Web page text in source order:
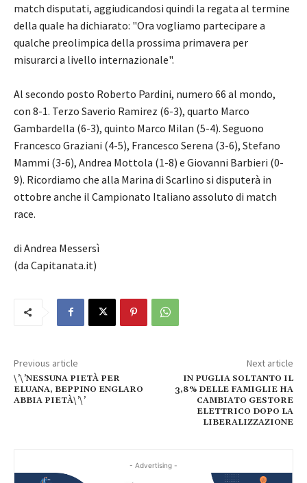
match disputati, aggiudicandosi quindi la regata al termine
della quale ha dichiarato: "Ora vogliamo partecipare a
qualche preolimpica della prossima primavera per
misurarci a livello internazionale".
Al secondo posto Roberto Pardini, numero 66 al mondo,
con 8-1. Terzo Saverio Ramirez (6-3), quarto Marco
Gambardella (6-3), quinto Marco Milan (5-4). Seguono
Francesco Graziani (4-5), Francesco Serena (3-6), Stefano
Mammi (3-6), Andrea Mottola (1-8) e Giovanni Barbieri (0-
9). Ricordiamo che alla Marina di Scarlino si disputerà in
ottobre anche il Campionato Italiano assoluto di match
race.
di Andrea Messersì
(da Capitanata.it)
Previous article
\’\’NESSUNA PIETÀ PER
ELUANA, BEPPINO ENGLARO
ABBIA PIETÀ\’\’
Next article
IN PUGLIA SOLTANTO IL
3,8% DELLE FAMIGLIE HA
CAMBIATO GESTORE
ELETTRICO DOPO LA
LIBERALIZZAZIONE
- Advertising -